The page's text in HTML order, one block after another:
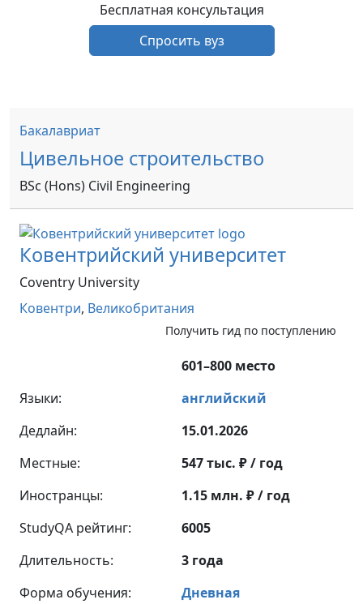
Бесплатная консультация
Спросить вуз
Бакалавриат
Цивельное строительство
BSc (Hons) Civil Engineering
Ковентрийский университет
Coventry University
Ковентри, Великобритания
Получить гид по поступлению
601–800 место
Языки:
английский
Дедлайн:
15.01.2026
Местные:
547 тыс. ₽ / год
Иностранцы:
1.15 млн. ₽ / год
StudyQA рейтинг:
6005
Длительность:
3 года
Форма обучения:
Дневная